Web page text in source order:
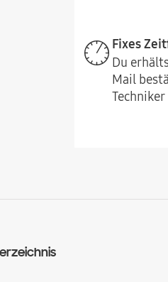
Fixes
Du
Mail